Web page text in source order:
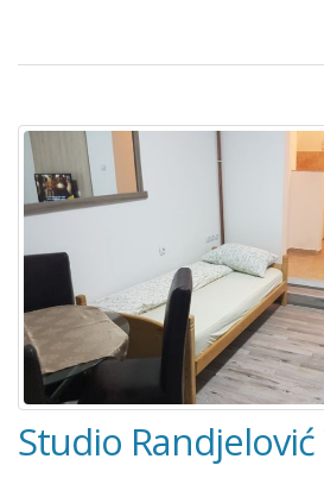
Studio Randjelović